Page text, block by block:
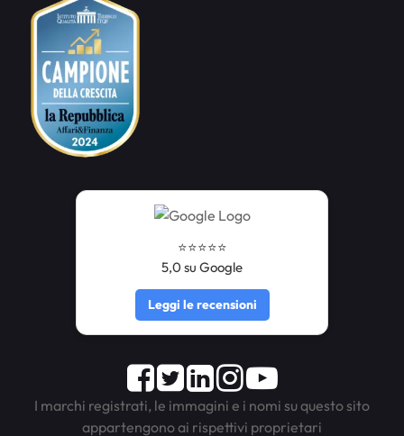
⭐️⭐️⭐️⭐️⭐️
5,0 su Google
Leggi le recensioni
Facebook
TwitterLinkedInInstagram
Youtube
I marchi registrati, le immagini e i nomi su questo sito
appartengono ai rispettivi proprietari